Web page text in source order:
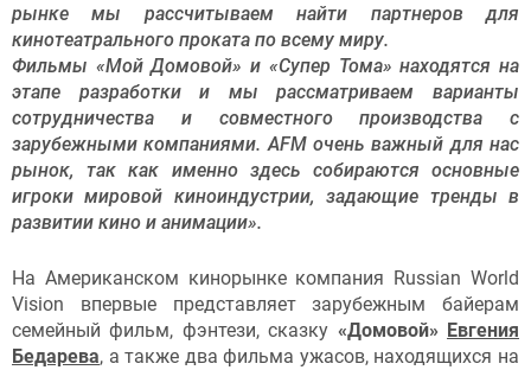
рынке мы рассчитываем найти партнеров для
кинотеатрального проката по всему миру.
Фильмы «Мой Домовой» и «Супер Тома» находятся на
этапе разработки и мы рассматриваем варианты
сотрудничества и совместного производства с
зарубежными компаниями. AFM очень важный для нас
рынок, так как именно здесь собираются основные
игроки мировой киноиндустрии, задающие тренды в
развитии кино и анимации».
На Американском кинорынке компания Russian World
Vision впервые представляет зарубежным байерам
семейный фильм, фэнтези, сказку «Домовой» Евгения
Бедарева, а также два фильма ужасов, находящихся на